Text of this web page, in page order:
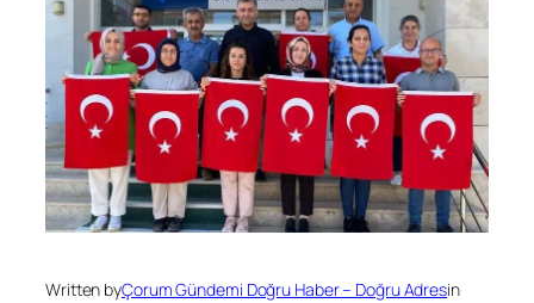
Written byÇorum Gündemi Doğru Haber – Doğru Adresin